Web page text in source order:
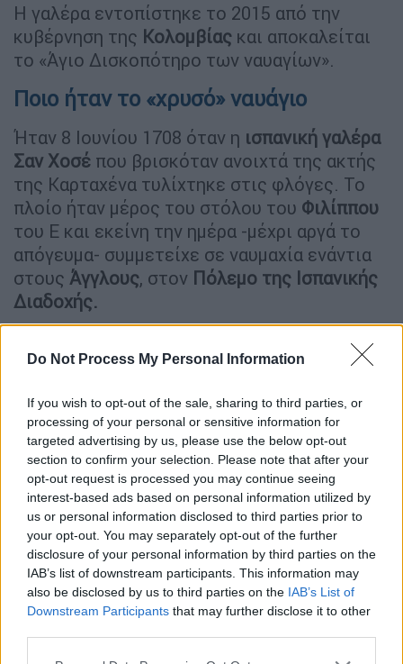
Do Not Process My Personal Information
If you wish to opt-out of the sale, sharing to third parties, or
processing of your personal or sensitive information for
targeted advertising by us, please use the below opt-out
section to confirm your selection. Please note that after your
opt-out request is processed you may continue seeing
interest-based ads based on personal information utilized by
us or personal information disclosed to third parties prior to
your opt-out. You may separately opt-out of the further
disclosure of your personal information by third parties on the
IAB’s list of downstream participants. This information may
also be disclosed by us to third parties on the IAB’s List of
Downstream Participants that may further disclose it to other
Η γαλέρα εντοπίστηκε το 2015 από την
κυβέρνηση της Κολομβίας και αποκαλείται
το «Άγιο Δισκοπότηρο των ναυαγίων».
Ποιο ήταν το «χρυσό» ναυάγιο
Ήταν 8 Ιουνίου 1708 όταν η ισπανική γαλέρα
Σαν Χοσέ που βρισκόταν ανοιχτά της ακτής
της Καρταχένα τυλίχτηκε στις φλόγες. Το
πλοίο ήταν μέρος του στόλου του Φιλίππου
του Ε και εκείνη την ημέρα -μέχρι αργά το
απόγευμα- συμμετείχε σε ναυμαχία ενάντια
στους Άγγλους, στον Πόλεμο της Ισπανικής
Διαδοχής.
Λίγες ώρες μετά, η γαλέτα με τα 62 κανόνια
χάθηκε στα νερά τηςΚαραϊβικής. Το πλοίο
μεγάλο θησαυρό, με χρυσά και ασημένια
νομίσματα, καθώς και πολύτιμους λίθους,
αξίας 20 δισεκατομμυρίων δολαρίων -το
πλοίο θα επέστρεφε φορτωμένο στην
Ισπανία, καθώς οΦίλιπποςβασιζόταν για τη
χρηματοδότηση του πολέμου σε πόρους από
τις αποικίες.